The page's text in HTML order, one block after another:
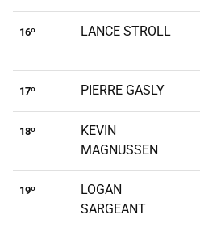
16º LANCE STROLL
17º PIERRE GASLY
18º
KEVIN
MAGNUSSEN
19º
LOGAN
SARGEANT